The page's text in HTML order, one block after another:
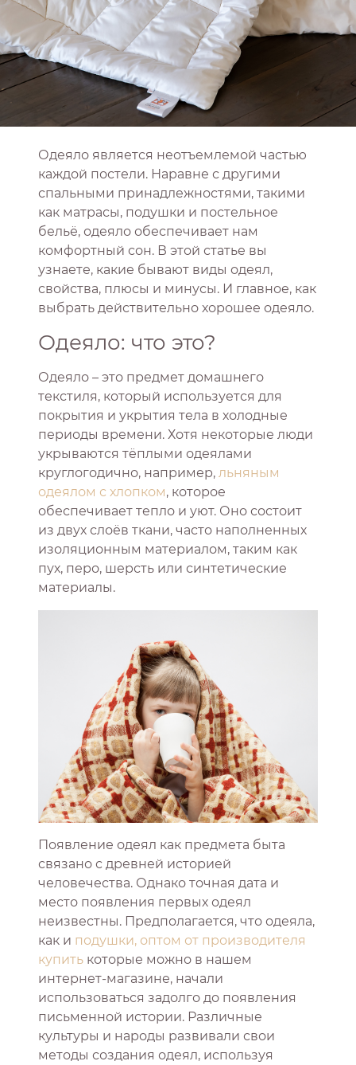
Одеяло является неотъемлемой частью
каждой постели. Наравне с другими
спальными принадлежностями, такими
как матрасы, подушки и постельное
бельё, одеяло обеспечивает нам
комфортный сон. В этой статье вы
узнаете, какие бывают виды одеял,
свойства, плюсы и минусы. И главное, как
выбрать действительно хорошее одеяло.
Одеяло: что это?
Одеяло – это предмет домашнего
текстиля, который используется для
покрытия и укрытия тела в холодные
периоды времени. Хотя некоторые люди
укрываются тёплыми одеялами
круглогодично, например, льняным
одеялом с хлопком, которое
обеспечивает тепло и уют. Оно состоит
из двух слоёв ткани, часто наполненных
изоляционным материалом, таким как
пух, перо, шерсть или синтетические
материалы.
Появление одеял как предмета быта
связано с древней историей
человечества. Однако точная дата и
место появления первых одеял
неизвестны. Предполагается, что одеяла,
как и подушки, оптом от производителя
купить которые можно в нашем
интернет-магазине, начали
использоваться задолго до появления
письменной истории. Различные
культуры и народы развивали свои
методы создания одеял, используя